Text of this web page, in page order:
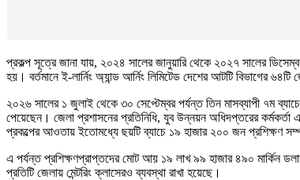
প্রকল্প সূত্রে জানা যায়, ২০২৪ সালের জানুয়ারি থেকে ২০২৭ সালের
হয়। বর্তমানে ই-লার্নিং অ্যান্ড আর্নিং লিমিটেড দেশের আটটি বিভাগের
২০২৬ সালের ১ জুলাই থেকে ৩০ সেপ্টেম্বর পর্যন্ত তিন মাসব্যাপী ৭ম
পেয়েছেন। জেলা প্রশাসনের প্রতিনিধি, যুব উন্নয়ন অধিদপ্তরের কর্মকর্তা
প্রকল্পের আওতায় ইতোমধ্যে ছয়টি ব্যাচে ১৯ হাজার ২০০ জন প্রশিক্ষণ
এ পর্যন্ত প্রশিক্ষণপ্রাপ্তদের মোট আয় ১৯ লাখ ৯৯ হাজার ৪৯০ মার্কিন
প্রতিটি জেলায় মেন্টরিং ক্লাসেরও ব্যবস্থা রাখা হয়েছে।